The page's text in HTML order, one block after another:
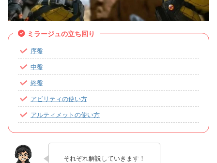
ミラージュの立ち回り
序盤
中盤
終盤
アビリティの使い方
アルティメットの使い方
それぞれ解説していきます！